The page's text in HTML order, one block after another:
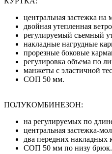
центральная застежка на
двойная утепленная
регулируемый съемный
накладные нагрудные
прорезные боковые
регулировка объема по
манжеты с эластичной
СОП 50 мм.
ПОЛУКОМБИНЕЗОН:
на регулируемых по
центральная застежка-
два передних накладных
СОП 50 мм по низу брюк.